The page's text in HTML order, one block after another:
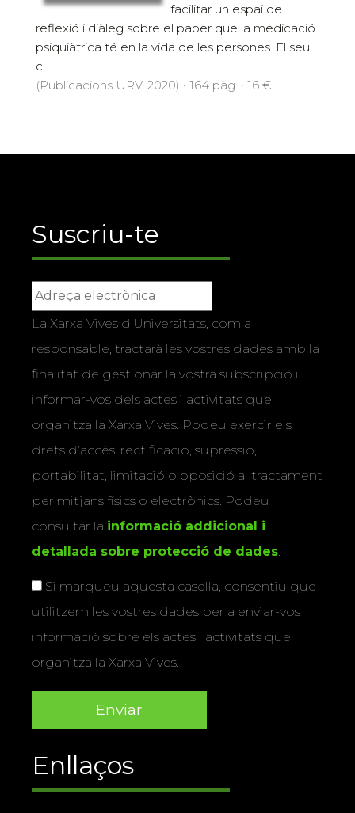
facilitar un espai de
reflexió i diàleg sobre el paper que la medicació
psiquiàtrica té en la vida de les persones. El seu
c...
(Publicacions URV, 2020) · 164 pàg. · 16 €
Suscriu-te
La Xarxa Vives d’Universitats, com a
responsable, tractarà les vostres dades amb la
finalitat de gestionar la vostra subscripció i
informar-vos dels actes i activitats que
organitza la Xarxa Vives. Podeu exercir els
drets d’accés, rectificació, supressió,
portabilitat, limitació o oposició al tractament
per mitjans físics o electrònics. Podeu
consultar la informació addicional i
detallada sobre protecció de dades.
Si marqueu aquesta casella, consentiu que
utilitzem les vostres dades per a enviar-vos
informació sobre els actes i activitats que
organitza la Xarxa Vives.
Enllaços